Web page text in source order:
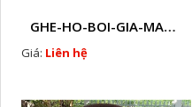
GHE-HO-BOI-GIA-MAY-HTT - B61
Giá: Liên hệ